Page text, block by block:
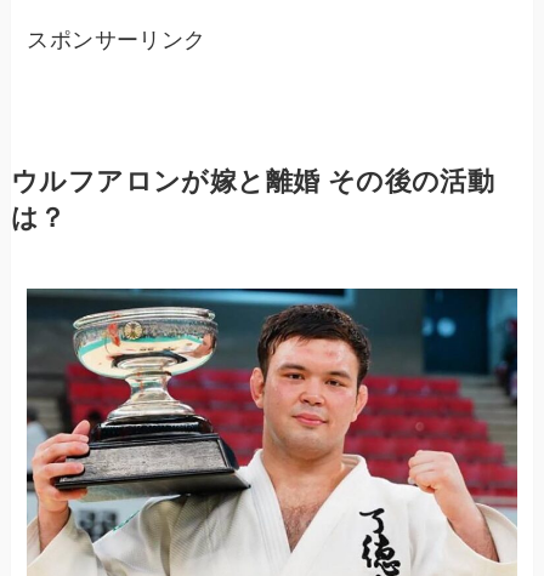
スポンサーリンク
ウルフアロンが嫁と離婚 その後の活動
は？